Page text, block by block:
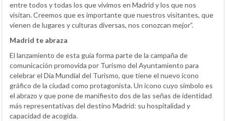
entre todos y todas los que vivimos en Madrid y los que nos
visitan. Creemos que es importante que nuestros visitantes, que
vienen de lugares y culturas diversas, nos conozcan mejor”.
Madrid te abraza
El lanzamiento de esta guía forma parte de la campaña de
comunicación promovida por Turismo del Ayuntamiento para
celebrar el Día Mundial del Turismo, que tiene el nuevo icono
gráfico de la ciudad como protagonista. Un icono cuyo símbolo es
el abrazo y que pone de manifiesto dos de las señas de identidad
más representativas del destino Madrid: su hospitalidad y
capacidad de acogida.